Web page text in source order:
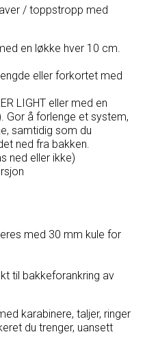
/ toppstropp med
en løkke hver 10 cm.
eller forkortet med
LIGHT eller med en
Gor å forlenge et system,
samtidig som du
ned fra bakken.
ned eller ikke)
med 30 mm kule for
til bakkeforankring av
karabinere, taljer, ringer
du trenger, uansett